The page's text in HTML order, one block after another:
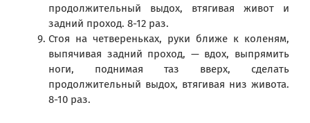
продолжительный выдох, втягивая живот и
задний проход. 8-12 раз.
Стоя на четвереньках, руки ближе к коленям,
выпячивая задний проход, — вдох, выпрямить
ноги, поднимая таз вверх, сделать
продолжительный выдох, втягивая низ живота.
8-10 раз.